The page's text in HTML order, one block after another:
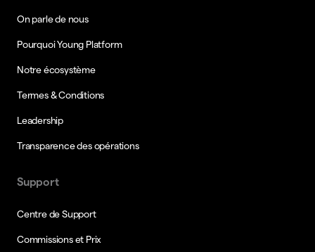
On parle de nous
Pourquoi Young Platform
Notre écosystème
Termes & Conditions
Leadership
Transparence des opérations
Support
Centre de Support
Commissions et Prix